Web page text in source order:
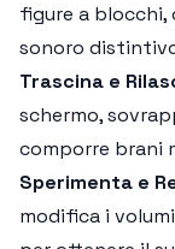
figure a
sonoro
Trascina e
schermo,
comporre brani
Sperimenta e
modifica i